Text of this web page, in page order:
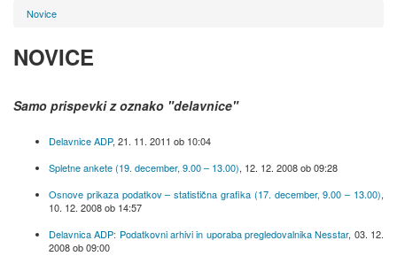
Novice
NOVICE
Samo prispevki z oznako "delavnice"
Delavnice ADP, 21. 11. 2011 ob 10:04
Spletne ankete (19. december, 9.00 – 13.00), 12. 12. 2008 ob 09:28
Osnove prikaza podatkov – statistična grafika (17. december, 9.00 – 13.00),
10. 12. 2008 ob 14:57
Delavnica ADP: Podatkovni arhivi in uporaba pregledovalnika Nesstar, 03. 12.
2008 ob 09:00